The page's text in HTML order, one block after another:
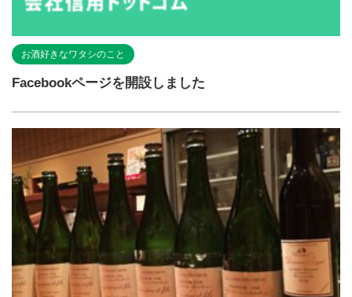
お酒好きなワタシのこと
Facebookページを開設しました